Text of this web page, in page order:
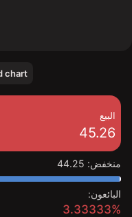
chart
البيع
45.26
منخفض:
44.25
البائعون:
3.33333%